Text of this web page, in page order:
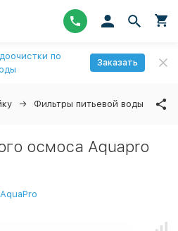
по
Заказать
Фильтры питьевой воды ↓
осмоса Aquapro
AquaPro